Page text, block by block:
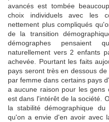
avancés est tombée
choix individuels avec les
nettement plus compliqués
de la transition
démographes pensaient
naturellement vers 2 enfants
achevée. Pourtant les faits
pays seront très en dessous
par femme dans certains pays
a aucune raison pour les gens
est dans l'intérêt de la société.
la stabilité démographique
qu'on a envie d'en avoir avec